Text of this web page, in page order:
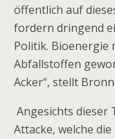
öffentlich auf
fordern dringend
Politik. Bioenergie
Abfallstoffen
Acker“, stellt
Angesichts dieser
Attacke, welche